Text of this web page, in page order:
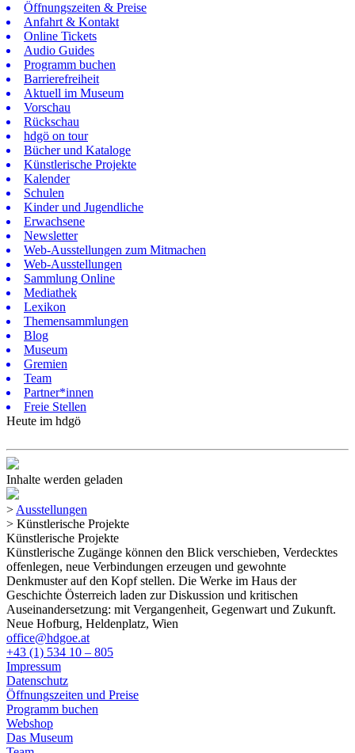
Öffnungszeiten & Preise
Anfahrt & Kontakt
Online Tickets
Audio Guides
Programm buchen
Barrierefreiheit
Aktuell im Museum
Vorschau
Rückschau
hdgö on tour
Bücher und Kataloge
Künstlerische Projekte
Kalender
Schulen
Kinder und Jugendliche
Erwachsene
Newsletter
Web-Ausstellungen zum Mitmachen
Web-Ausstellungen
Sammlung Online
Mediathek
Lexikon
Themensammlungen
Blog
Museum
Gremien
Team
Partner*innen
Freie Stellen
Heute im hdgö
Inhalte werden geladen
> Ausstellungen
> Künstlerische Projekte
Künstlerische Projekte
Künstlerische Zugänge können den Blick verschieben, Verdecktes
offenlegen, neue Verbindungen erzeugen und gewohnte
Denkmuster auf den Kopf stellen. Die Werke im Haus der
Geschichte Österreich laden zur Diskussion und kritischen
Auseinandersetzung: mit Vergangenheit, Gegenwart und Zukunft.
Neue Hofburg, Heldenplatz, Wien
office@hdgoe.at
+43 (1) 534 10 – 805
Impressum
Datenschutz
Öffnungszeiten und Preise
Programm buchen
Webshop
Das Museum